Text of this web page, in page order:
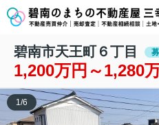
碧南市天王町６丁目
1,200万円～1,280
1/6